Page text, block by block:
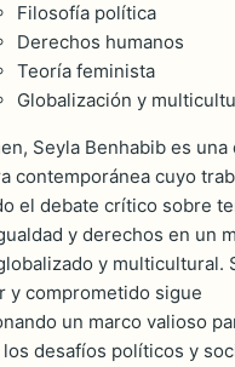
Filosofía política
Derechos humanos
Teoría feminista
Globalización y
Seyla Benhabib es una
contemporánea cuyo
el debate crítico sobre
y derechos en un
y multicultural.
y comprometido sigue
un marco valioso
desafíos políticos y